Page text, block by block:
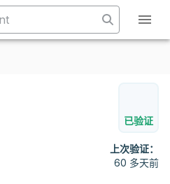
已验证
上次验证：
60 多天前